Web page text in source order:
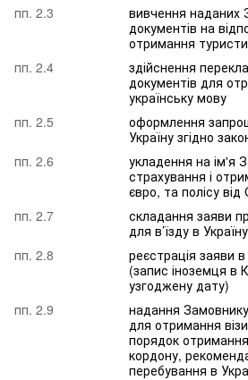
пп. 2.3
вивчення наданих
документів на
отримання
пп. 2.4
здійснення
документів для
українську мову
пп. 2.5
оформлення
Україну згідно
пп. 2.6
укладення на ім'я
страхування і
євро, та полісу від
пп. 2.7
складання заяви
для в’їзду в Україну
пп. 2.8
реєстрація заяви
(запис іноземця в
узгоджену дату)
пп. 2.9
надання
для отримання
порядок
кордону,
перебування в